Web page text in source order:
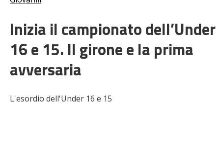
Inizia il campionato dell’Under
16 e 15. Il girone e la prima
avversaria
L'esordio dell'Under 16 e 15